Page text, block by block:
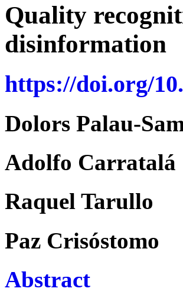
Quality
disinformation
https://doi.org/
Dolors Palau-
Adolfo Carratalá
Raquel Tarullo
Paz Crisóstomo
Abstract